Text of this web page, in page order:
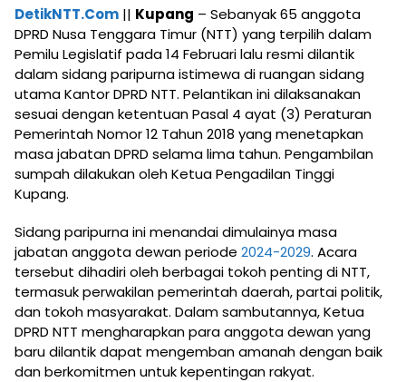
DetikNTT.Com || Kupang – Sebanyak 65 anggota
DPRD Nusa Tenggara Timur (NTT) yang terpilih dalam
Pemilu Legislatif pada 14 Februari lalu resmi dilantik
dalam sidang paripurna istimewa di ruangan sidang
utama Kantor DPRD NTT. Pelantikan ini dilaksanakan
sesuai dengan ketentuan Pasal 4 ayat (3) Peraturan
Pemerintah Nomor 12 Tahun 2018 yang menetapkan
masa jabatan DPRD selama lima tahun. Pengambilan
sumpah dilakukan oleh Ketua Pengadilan Tinggi
Kupang.
Sidang paripurna ini menandai dimulainya masa
jabatan anggota dewan periode 2024-2029. Acara
tersebut dihadiri oleh berbagai tokoh penting di NTT,
termasuk perwakilan pemerintah daerah, partai politik,
dan tokoh masyarakat. Dalam sambutannya, Ketua
DPRD NTT mengharapkan para anggota dewan yang
baru dilantik dapat mengemban amanah dengan baik
dan berkomitmen untuk kepentingan rakyat.